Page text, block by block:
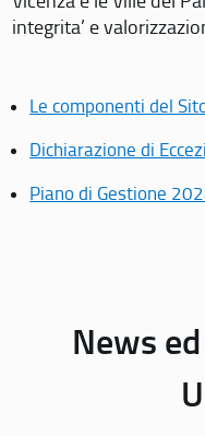
integrita’ e
Le componenti del
Dichiarazione di
Piano di Gestione
News